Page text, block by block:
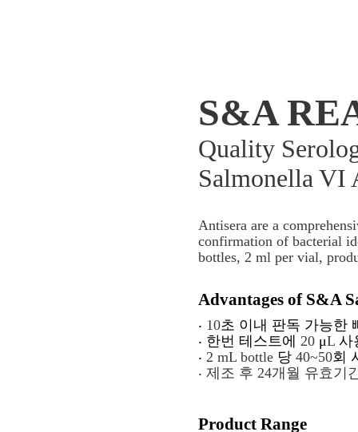
S&A
Quality
Salmonella VI
Antisera are a
confirmation of bacterial
bottles, 2 ml per vial,
Advantages of S&A
‧ 10초 이내 판독 가능한
‧ 한번 테스트에 20 μL 사
‧ 2 mL bottle 당40~50회
‧ 제조 후 24개월 유효기
Product Range